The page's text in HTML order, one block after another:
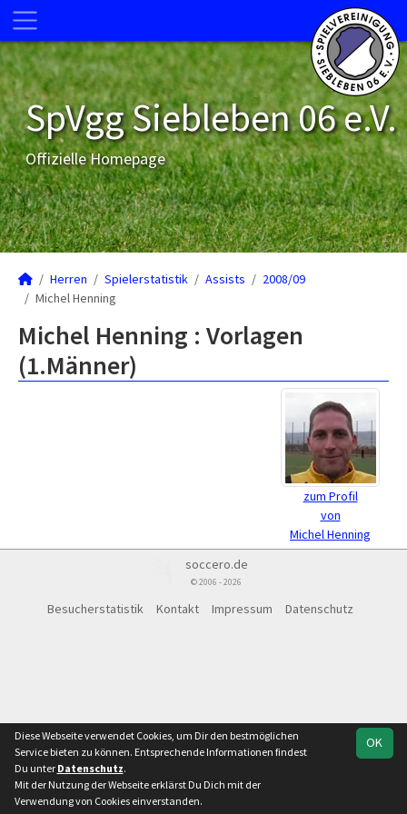
SpVgg Siebleben 06 e.V.
Offizielle Homepage
Herren Spielerstatistik Assists
2008/09
Michel Henning
Michel Henning : Vorlagen
(1.Männer)
zum Profil
von
Michel Henning
soccero.de
© 2006 - 2026
Besucherstatistik Kontakt Impressum Datenschutz
OK
Diese Webseite verwendet Cookies, um Dir den bestmöglichen
Service bieten zu können. Entsprechende Informationen findest
Du unter Datenschutz.
Mit der Nutzung der Webseite erklärst Du Dich mit der
Verwendung von Cookies einverstanden.